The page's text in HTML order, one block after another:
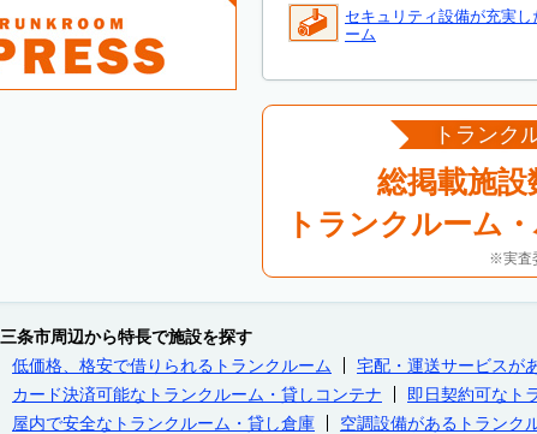
セキュリティ設備が充実
ーム
トランク
総掲載施設
トランクルーム
※実査
三条市周辺から特長で施設を探す
低価格、格安で借りられるトランクルーム
宅配・運送サービスが
カード決済可能なトランクルーム・貸しコンテナ
即日契約可なト
屋内で安全なトランクルーム・貸し倉庫
空調設備があるトランク